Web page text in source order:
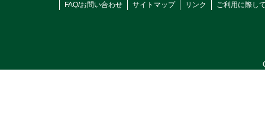
FAQ/お問い合わせ
サイトマップ リンク ご利用に際し